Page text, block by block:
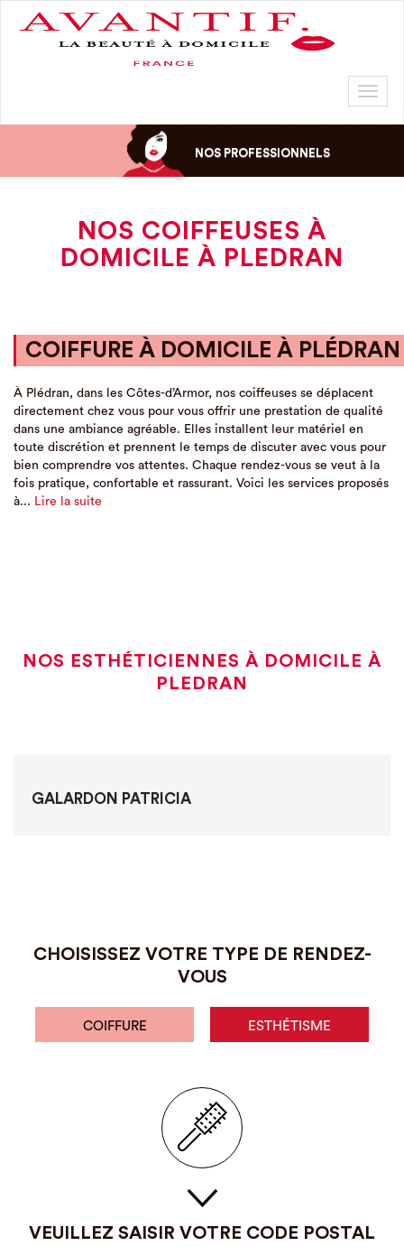
NOS PROFESSIONNELS
NOS COIFFEUSES À
DOMICILE À PLEDRAN
COIFFURE À DOMICILE À
À Plédran, dans les Côtes-d’Armor, nos coiffeuses se déplacent
directement chez vous pour vous offrir une prestation de qualité
dans une ambiance agréable. Elles installent leur matériel en
toute discrétion et prennent le temps de discuter avec vous pour
bien comprendre vos attentes. Chaque rendez-vous se veut à la
fois pratique, confortable et rassurant. Voici les services proposés
à... Lire la suite
NOS ESTHÉTICIENNES À DOMICILE À
PLEDRAN
GALARDON PATRICIA
CHOISISSEZ VOTRE TYPE DE RENDEZ-
VOUS
COIFFURE ESTHÉTISME
VEUILLEZ SAISIR VOTRE CODE POSTAL